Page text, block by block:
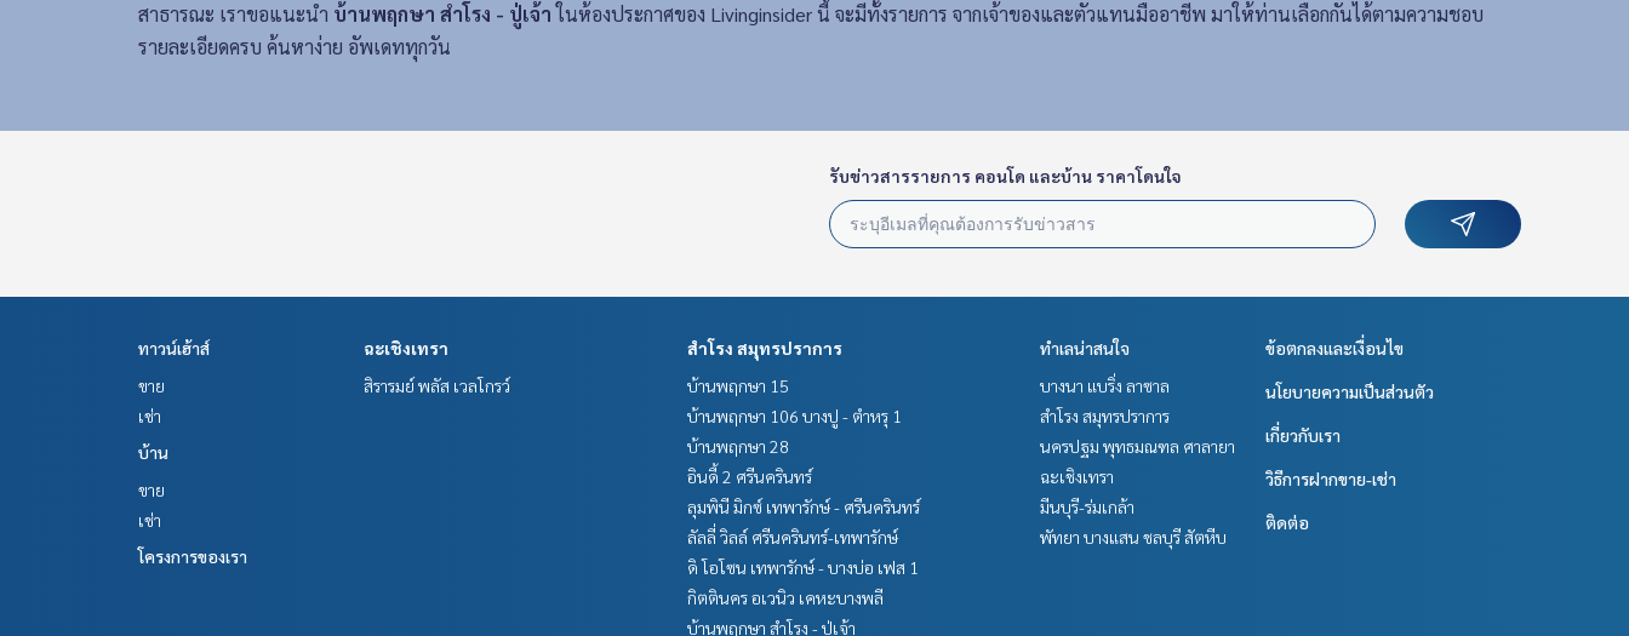
สาธารณะ เราขอแนะนำ บ้านพฤกษา สำโรง - ปู่เจ้าในห้องประกาศของ Livinginsider นี้ จะมีทั้งรายการ จากเจ้าของและตัวแทนมืออาชีพ มาให้ท่านเลือกกันได้ตามความชอบ
รายละเอียดครบ ค้นหาง่าย อัพเดททุกวัน
รับข่าวสารรายการ คอนโด และบ้าน ราคาโดนใจ
ทาวน์เฮ้าส์
ขาย
เช่า
บ้าน
ขาย
เช่า
โครงการของเรา
ฉะเชิงเทรา
สิรารมย์ พลัส เวลโกรว์
สำโรง สมุทรปราการ
บ้านพฤกษา 15
บ้านพฤกษา 106 บางปู - ตำหรุ 1
บ้านพฤกษา 28
อินดี้ 2 ศรีนครินทร์
ลุมพินี มิกซ์ เทพารักษ์ - ศรีนครินทร์
ลัลลี่ วิลล์ ศรีนครินทร์-เทพารักษ์
ดิ โอโซน เทพารักษ์ - บางบ่อ เฟส 1
กิตตินคร อเวนิว เคหะบางพลี
บ้านพฤกษา สำโรง - ปู่เจ้า
ทำเลน่าสนใจ
บางนา แบริ่ง ลาซาล
สำโรง สมุทรปราการ
นครปฐม พุทธมณฑล ศาลายา
ฉะเชิงเทรา
มีนบุรี-ร่มเกล้า
พัทยา บางแสน ชลบุรี สัตหีบ
ข้อตกลงและเงื่อนไข
นโยบายความเป็นส่วนตัว
เกี่ยวกับเรา
วิธีการฝากขาย-เช่า
ติดต่อ